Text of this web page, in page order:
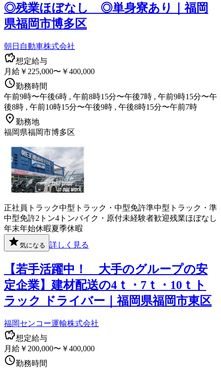
◎残業ほぼなし ◎単身寮あり｜福岡
県福岡市博多区
朝日自動車株式会社
想定給与
月給￥225,000〜￥400,000
勤務時間
午前9時〜午後6時 , 午前8時15分〜午後7時 , 午前9時15分〜午
後8時 , 午前10時15分〜午後9時 , 午後8時15分〜午前7時
勤務地
福岡県福岡市博多区
正社員 トラック中型トラック・中型免許準中型トラック・準
中型免許2トン4トンバイク・原付未経験者歓迎残業ほぼなし
年末年始休暇夏季休暇
気になる 詳しく見る
【若手活躍中！ 大手のグループの安
定企業】建材配送の4ｔ・7ｔ・10ｔト
ラック ドライバー｜福岡県福岡市東区
福岡センコー運輸株式会社
想定給与
月給￥200,000〜￥400,000
勤務時間